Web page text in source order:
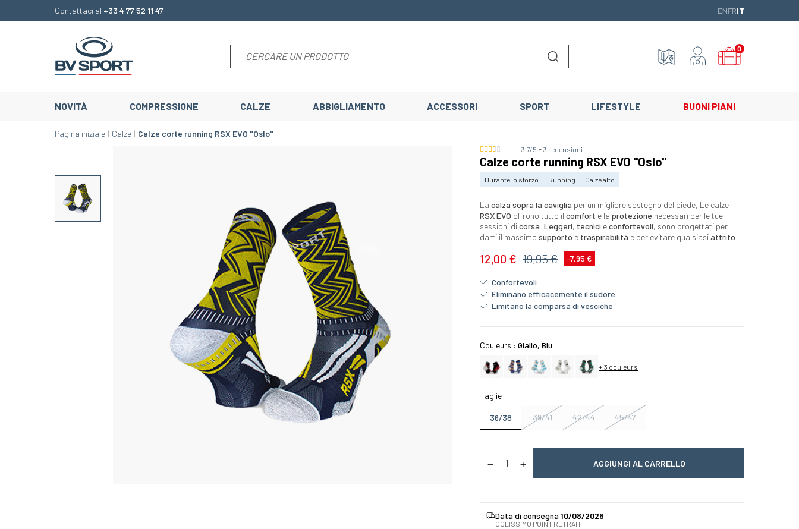
Contattaci al +33 4 77 52 11 47 ENENGLISH
FRFRANÇAIS
ITITALIANO
Lancer la recherche
0
NOVITÀ COMPRESSIONE CALZE ABBIGLIAMENTO ACCESSORI SPORT LIFESTYLE BUONI PIANI
Pagina iniziale Calze Calze corte running RSX EVO "Oslo"
3.7/5 -3 recensioni
Calze corte running RSX EVO "Oslo"
Durante lo sforzo Running Calze alto
Lacalza sopra la caviglia per un migliore sostegno del piede, Le calze
RSX EVO offrono tutto ilcomfort e laprotezione necessari per le tue
sessioni dicorsa .Leggeri, tecnici econfortevoli, sono progettati per
darti il ​​massimosupporto e traspirabilità e per evitare qualsiasiattrito
12,00 € 19,95 € -7,95 €
Confortevoli
Eliminano efficacemente il sudore
Limitano la comparsa di vesciche
Couleurs :Giallo, Blu
+ 3 couleurs
Taglie
36/38 39/41 42/44 45/47
AGGIUNGI AL CARRELLO
Data di consegna10/08/2026
COLISSIMO POINT RETRAIT